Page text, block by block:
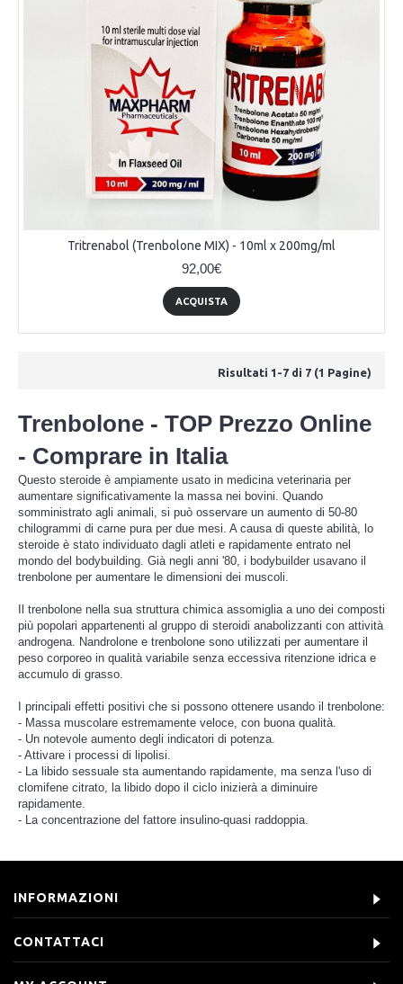
Tritrenabol (Trenbolone MIX) - 10ml x 200mg/ml
92,00€
ACQUISTA
Risultati 1-7 di 7 (1 Pagine)
Trenbolone - TOP Prezzo Online
- Comprare in Italia
Questo steroide è ampiamente usato in medicina veterinaria per
aumentare significativamente la massa nei bovini. Quando
somministrato agli animali, si può osservare un aumento di 50-80
chilogrammi di carne pura per due mesi. A causa di queste abilità, lo
steroide è stato individuato dagli atleti e rapidamente entrato nel
mondo del bodybuilding. Già negli anni '80, i bodybuilder usavano il
trenbolone per aumentare le dimensioni dei muscoli.
Il trenbolone nella sua struttura chimica assomiglia a uno dei composti
più popolari appartenenti al gruppo di steroidi anabolizzanti con attività
androgena. Nandrolone e trenbolone sono utilizzati per aumentare il
peso corporeo in qualità variabile senza eccessiva ritenzione idrica e
accumulo di grasso.
I principali effetti positivi che si possono ottenere usando il trenbolone:
- Massa muscolare estremamente veloce, con buona qualità.
- Un notevole aumento degli indicatori di potenza.
- Attivare i processi di lipolisi.
- La libido sessuale sta aumentando rapidamente, ma senza l'uso di
clomifene citrato, la libido dopo il ciclo inizierà a diminuire
rapidamente.
- La concentrazione del fattore insulino-quasi raddoppia.
INFORMAZIONI
CONTATTACI